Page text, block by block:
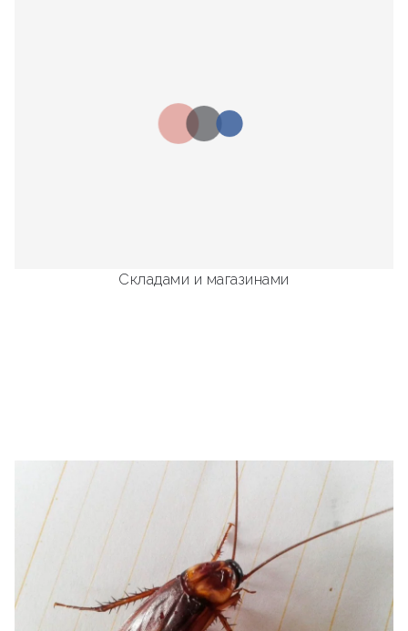
Складами и магазинами